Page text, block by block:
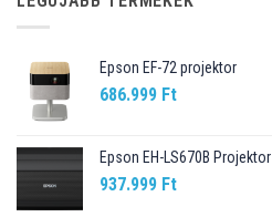
Epson EF-72 projektor
686.999 Ft
Epson EH-LS670B Projektor
937.999 Ft